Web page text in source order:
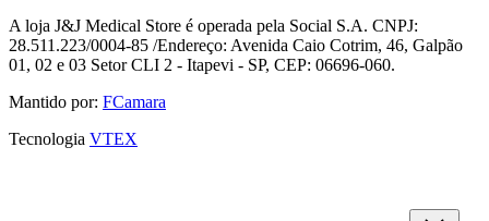
A loja J&J Medical Store é operada pela Social S.A. CNPJ:
28.511.223/0004-85 /Endereço: Avenida Caio Cotrim, 46, Galpão
01, 02 e 03 Setor CLI 2 - Itapevi - SP, CEP: 06696-060.
Mantido por: FCamara
Tecnologia VTEX